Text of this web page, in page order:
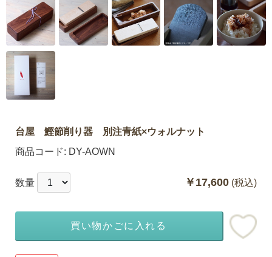
台屋 鰹節削り器 別注青紙×ウォルナット
商品コード: DY-AOWN
￥17,600 (税込)
数量
買い物かごに入れる